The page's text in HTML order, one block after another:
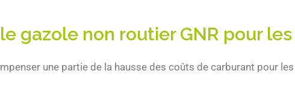
gazole non routier GNR pour
une partie de la hausse des coûts de carburant pour